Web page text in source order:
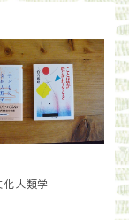
化人類学